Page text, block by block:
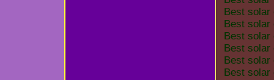
Best solar
Best solar
Best solar
Best solar
Best solar
Best solar